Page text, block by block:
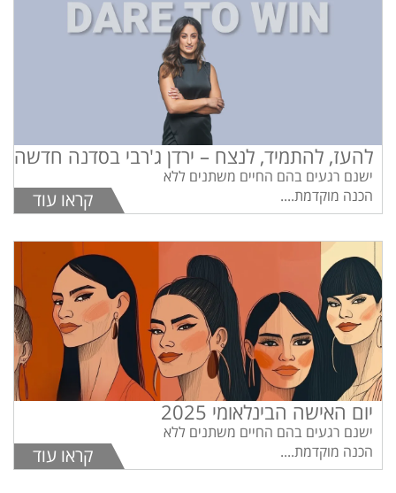
להעז, להתמיד, לנצח – ירדן ג'רבי בסדנה חדשה
ישנם רגעים בהם החיים משתנים ללא
הכנה מוקדמת....
קראו עוד
יום האישה הבינלאומי 2025
ישנם רגעים בהם החיים משתנים ללא
הכנה מוקדמת....
קראו עוד